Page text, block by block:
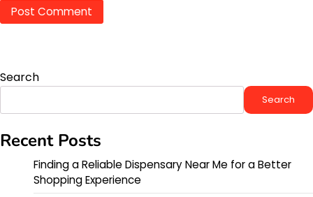
Search
Search
Recent Posts
Finding a Reliable Dispensary Near Me for a Better
Shopping Experience